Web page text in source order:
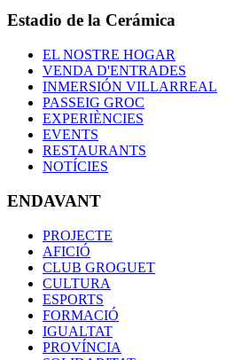
Estadio de la Cerámica
EL NOSTRE HOGAR
VENDA D'ENTRADES
INMERSIÓN VILLARREAL
PASSEIG GROC
EXPERIÈNCIES
EVENTS
RESTAURANTS
NOTÍCIES
ENDAVANT
PROJECTE
AFICIÓ
CLUB GROGUET
CULTURA
ESPORTS
FORMACIÓ
IGUALTAT
PROVÍNCIA